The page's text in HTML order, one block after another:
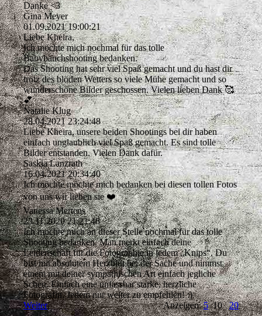
Danke <3
Gina Meyer
01.09.2021 19:00:21
Liebe Kheira,
Ich möchte mich nochmal für das tolle
Babybauchshooting bedanken.
Das Shooting hat sehr viel Spaß gemacht und du hast dir
trotz des blöden Wetters so viele Mühe gemacht und so
wunderschöne Bilder geschossen. Vielen lieben Dank 🥰
💕
Natalie Klug
28.04.2021 23:24:48
Liebe Kheira, unsere beiden Shootings bei dir haben
einfach unglaublich viel Spaß gemacht. Es sind tolle
Bilder entstanden. Vielen Dank dafür.
Saskia Lanzrath
16.04.2021 20:34:40
Ich möchte möchte mich bedanken bei diesen tollen Fotos
von uns wir lieben sie ❤️
Vanessa Mertens
23.11.2020 21:21:48
Ich möchte mich an dieser Stelle nochmal für das tolle
Shooting bedanken. Man merkt einfach deine
Leidenschaft für die Fotographie in jedem „Knips“. Du
bist mit absolutem Herzblut bei der Sache und nimmst
einem mit deiner sympathischen Art einfach jegliche
Scheu. Einfach eine unfassbar starke, herzliche
Fotografin. Jedem nur weiter zu empfehlen! :)
Weiter
Anzeigen:51020